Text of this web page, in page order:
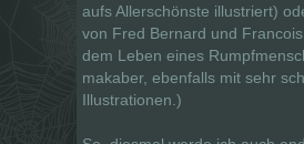
aufs Allerschönste illustriert)
von Fred Bernard und
dem Leben eines
makaber, ebenfalls mit sehr
Illustrationen.)